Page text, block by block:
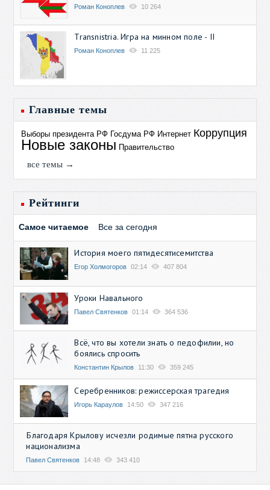
Роман Коноплев 10 264
Transnistria. Игра на минном поле - II
Роман Коноплев 11 225
Главные темы
Выборы президента РФ Госдума РФ Интернет Коррупция
Новые законы Правительство
все темы →
Рейтинги
Самое читаемое Все за сегодня
История моего пятидесятисемитства
Егор Холмогоров 02:14 407 804
Уроки Навального
Павел Святенков 01:14 364 536
Всё, что вы хотели знать о педофилии, но
боялись спросить
Константин Крылов 11:30 359 245
Серебренников: режиссерская трагедия
Игорь Караулов 14:50 347 216
Благодаря Крылову исчезли родимые пятна русского
национализма
Павел Святенков 14:48 343 410